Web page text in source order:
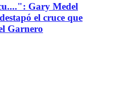
Gary Medel
el cruce que
Garnero